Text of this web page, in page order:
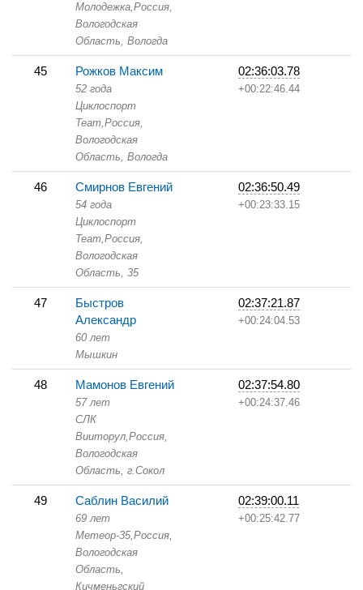
Молодежка,Россия,
Вологодская
Область, Вологда
45 Рожков Максим
52 года
Циклоспорт
Team,Россия,
Вологодская
Область, Вологда
02:36:03.78
+00:22:46.44
46 Смирнов Евгений
54 года
Циклоспорт
Team,Россия,
Вологодская
Область, 35
02:36:50.49
+00:23:33.15
47
Быстров
Александр
60 лет
Мышкин
02:37:21.87
+00:24:04.53
48 Мамонов Евгений
57 лет
СЛК
Вииторул,Россия,
Вологодская
Область, г.Сокол
02:37:54.80
+00:24:37.46
49 Саблин Василий
69 лет
Метеор-35,Россия,
Вологодская
Область,
Кичменьгский
02:39:00.11
+00:25:42.77